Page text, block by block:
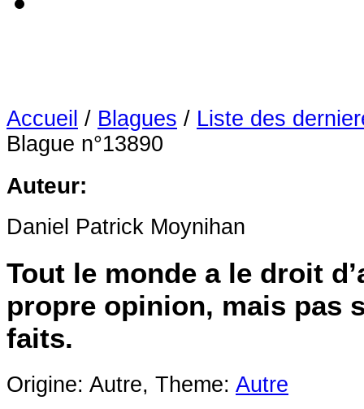
Accueil / Blagues / Liste des
Blague n°13890
Auteur:
Daniel Patrick Moynihan
Tout le monde a le droit
propre opinion, mais pas
faits.
Origine: Autre, Theme: Autre